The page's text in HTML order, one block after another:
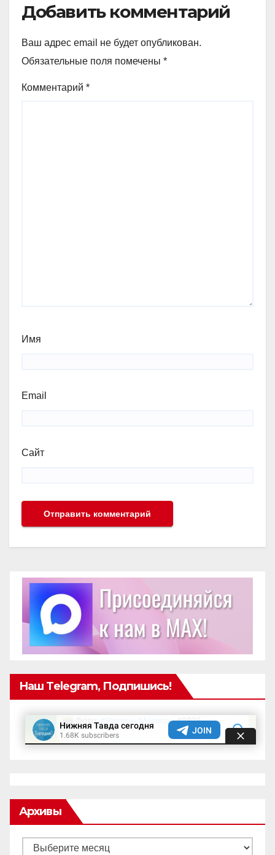
Добавить комментарий
Ваш адрес email не будет опубликован.
Обязательные поля помечены *
Комментарий *
Имя
Email
Сайт
Наш Telegram, Подпишись!
Архивы
Архивы